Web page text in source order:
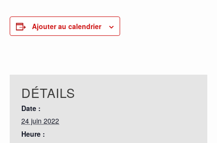
Ajouter au calendrier
DÉTAILS
Date :
24 juin 2022
Heure :